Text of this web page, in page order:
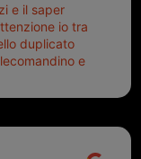
e il saper
io tra
duplicato
e
il signor